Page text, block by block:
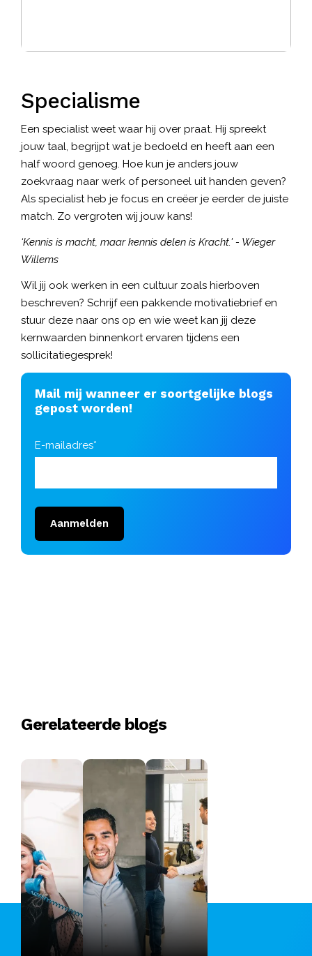
Specialisme
Een specialist weet waar hij over praat. Hij spreekt
jouw taal, begrijpt wat je bedoeld en heeft aan een
half woord genoeg. Hoe kun je anders jouw
zoekvraag naar werk of personeel uit handen geven?
Als specialist heb je focus en creëer je eerder de juiste
match. Zo vergroten wij jouw kans!
‘Kennis is macht, maar kennis delen is Kracht.' - Wieger
Willems
Wil jij ook werken in een cultuur zoals hierboven
beschreven? Schrijf een pakkende motivatiebrief en
stuur deze naar ons op en wie weet kan jij deze
kernwaarden binnenkort ervaren tijdens een
sollicitatiegesprek!
Mail mij wanneer er soortgelijke blogs
gepost worden!
E-mailadres*
Aanmelden
Gerelateerde blogs